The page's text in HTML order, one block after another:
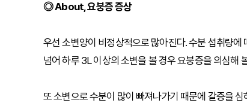
◎ About, 요붕증 증상
우선 소변양이 비정상적으로 많아진다. 수분 섭취량
넘어 하루 3L 이상의 소변을 볼 경우 요붕증을 의심해
또 소변으로 수분이 많이 빠져나가기 때문에 갈증을